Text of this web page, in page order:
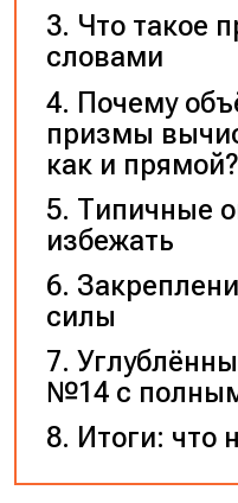
Что такое
словами
Почему
призмы
как и прямой?
Типичные
избежать
силы
№14 с
Итоги: что